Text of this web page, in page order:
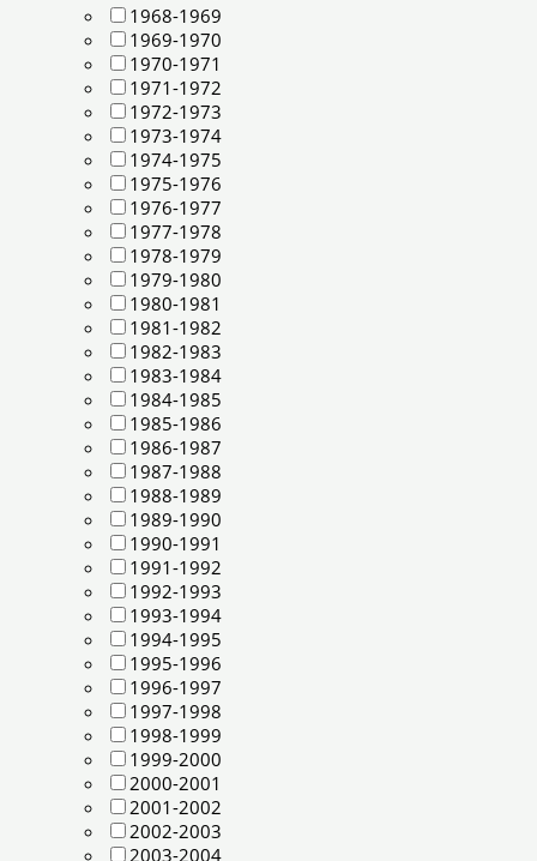
1968-1969
1969-1970
1970-1971
1971-1972
1972-1973
1973-1974
1974-1975
1975-1976
1976-1977
1977-1978
1978-1979
1979-1980
1980-1981
1981-1982
1982-1983
1983-1984
1984-1985
1985-1986
1986-1987
1987-1988
1988-1989
1989-1990
1990-1991
1991-1992
1992-1993
1993-1994
1994-1995
1995-1996
1996-1997
1997-1998
1998-1999
1999-2000
2000-2001
2001-2002
2002-2003
2003-2004